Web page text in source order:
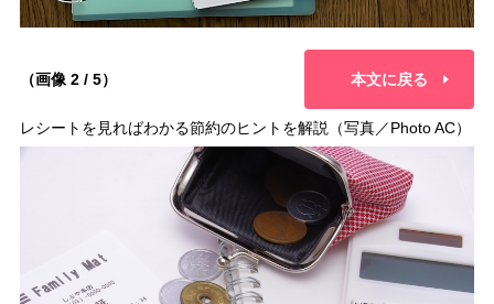
（画像 2 / 5） 本文に戻る
レシートを見ればわかる節約のヒントを解説（写真／Photo AC）